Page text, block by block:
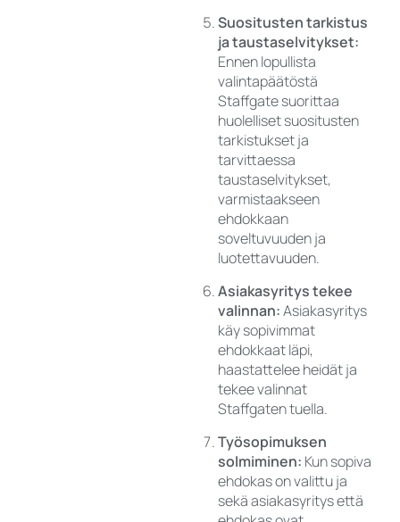
Suositusten tarkistus
ja taustaselvitykset:
Ennen lopullista
valintapäätöstä
Staffgate suorittaa
huolelliset suositusten
tarkistukset ja
tarvittaessa
taustaselvitykset,
varmistaakseen
ehdokkaan
soveltuvuuden ja
luotettavuuden.
Asiakasyritys tekee
valinnan:Asiakasyritys
käy sopivimmat
ehdokkaat läpi,
haastattelee heidät ja
tekee valinnat
Staffgaten tuella.
Työsopimuksen
solmiminen: Kun sopiva
ehdokas on valittu ja
sekä asiakasyritys että